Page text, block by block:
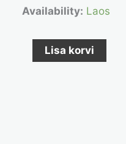
Availability: Laos
Lisa korvi